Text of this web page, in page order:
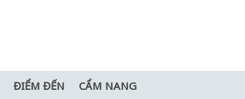
ĐIỂM ĐẾN CẨM NANG